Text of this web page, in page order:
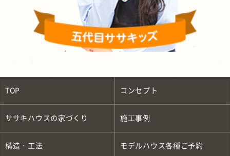
TOP コンセプト
ササキハウスの家づくり 施工事例
構造・工法 モデルハウス各種ご予約